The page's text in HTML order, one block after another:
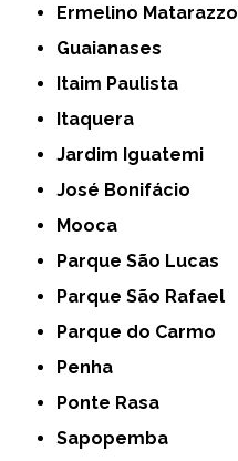
Ermelino Matarazzo
Guaianases
Itaim Paulista
Itaquera
Jardim Iguatemi
José Bonifácio
Mooca
Parque São Lucas
Parque São Rafael
Parque do Carmo
Penha
Ponte Rasa
Sapopemba